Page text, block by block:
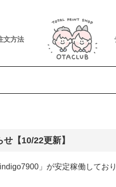
文方法
【10/22更新】
」が安定稼働してお